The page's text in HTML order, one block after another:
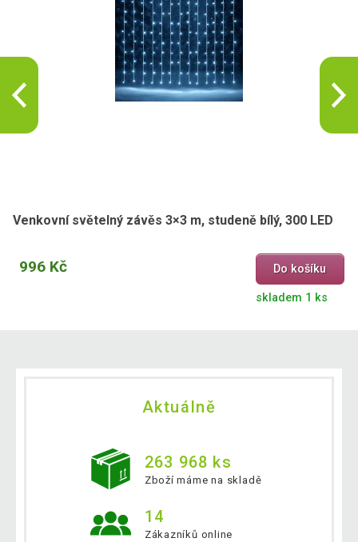
Venkovní světelný závěs 3×3 m, studeně bílý, 300 LED
996 Kč Do košíku
skladem 1 ks
Aktuálně
263 968 ks
Zboží máme na skladě
14
Zákazníků online